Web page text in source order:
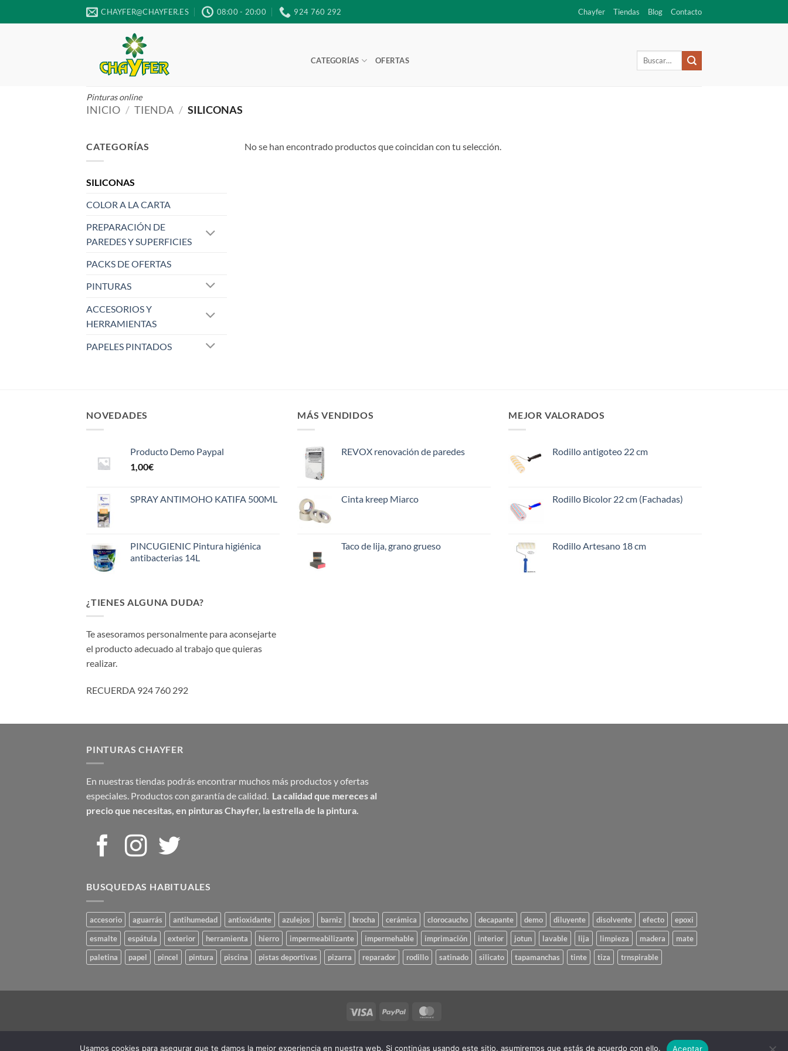
al
CHAYFER@CHAYFER.ES 08:00 - 20:00 924 760 292 Chayfer Tiendas Blog Contacto
Pinturas online
CATEGORÍAS OFERTAS
Buscar
INICIO / TIENDA / SILICONAS
CATEGORÍAS
SILICONAS
COLOR A LA CARTA
PREPARACIÓN DE
PAREDES Y SUPERFICIES
PACKS DE OFERTAS
PINTURAS
ACCESORIOS Y
HERRAMIENTAS
PAPELES PINTADOS
No se han encontrado productos que coincidan con tu selección.
NOVEDADES
Producto Demo Paypal
1,00€
SPRAY ANTIMOHO KATIFA 500ML
PINCUGIENIC Pintura higiénica
antibacterias 14L
MÁS VENDIDOS
REVOX renovación de paredes
Cinta kreep Miarco
Taco de lija, grano grueso
MEJOR VALORADOS
Rodillo antigoteo 22 cm
Rodillo Bicolor 22 cm (Fachadas)
Rodillo Artesano 18 cm
¿TIENES ALGUNA DUDA?
Te asesoramos personalmente para aconsejarte
el producto adecuado al trabajo que quieras
realizar.
RECUERDA 924 760 292
PINTURAS CHAYFER
En nuestras tiendas podrás encontrar muchos más productos y ofertas
especiales. Productos con garantía de calidad. La calidad que mereces al
precio que necesitas, en pinturas Chayfer, la estrella de la pintura.
BUSQUEDAS HABITUALES
accesorio aguarrás antihumedad antioxidante azulejos barniz brocha cerámica clorocaucho decapante demo diluyente disolvente efecto
epoxi
esmalte
espátula exterior herramienta hierro impermeabilizante impermehable imprimación interior jotun lavable lija limpieza madera
mate
paletina
papel pincel pintura piscina pistas deportivas pizarra reparador rodillo satinado silicato tapamanchas tinte tiza trnspirable
Visa PayPal
Usamos cookies para asegurar que te damos la mejor experiencia en nuestra web. Si continúas usando este sitio, asumiremos que estás de acuerdo con ello. Aceptar